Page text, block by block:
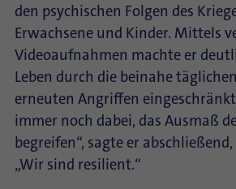
den psychischen Folgen des
Erwachsene und Kinder. Mittels
Videoaufnahmen machte er
Leben durch die beinahe
erneuten Angriffen
immer noch dabei, das Ausmaß
begreifen“, sagte er
„Wir sind resilient.“